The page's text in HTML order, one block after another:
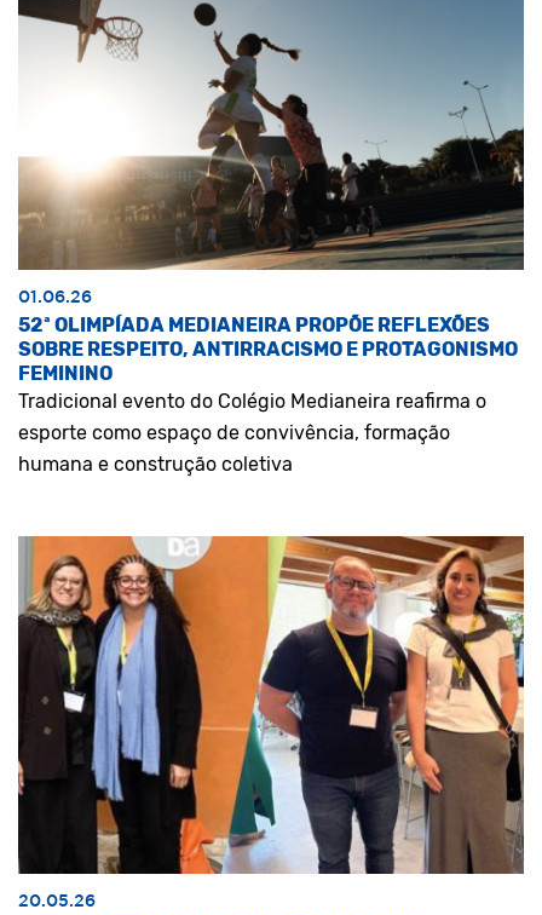
01.06.26
52ª OLIMPÍADA MEDIANEIRA PROPÕE REFLEXÕES
SOBRE RESPEITO, ANTIRRACISMO E PROTAGONISMO
FEMININO
Tradicional evento do Colégio Medianeira reafirma o
esporte como espaço de convivência, formação
humana e construção coletiva
20.05.26